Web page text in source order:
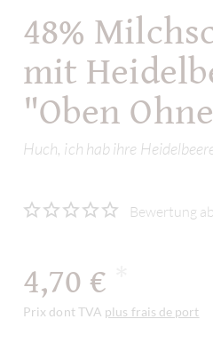
48%
mit
"Oben
Huch, ich hab ihre
Bewertung
4,70 €
Prix dont TVA plus frais de port